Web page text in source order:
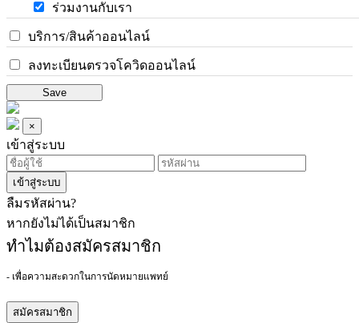
ร่วมงานกับเรา
บริการ/สินค้าออนไลน์
ลงทะเบียนตรวจโควิดออนไลน์
Save
×
เข้าสู่ระบบ
เข้าสู่ระบบ
ลืมรหัสผ่าน?
หากยังไม่ได้เป็นสมาชิก
ทำไมต้องสมัครสมาชิก
- เพื่อความสะดวกในการนัดหมายแพทย์
สมัครสมาชิก